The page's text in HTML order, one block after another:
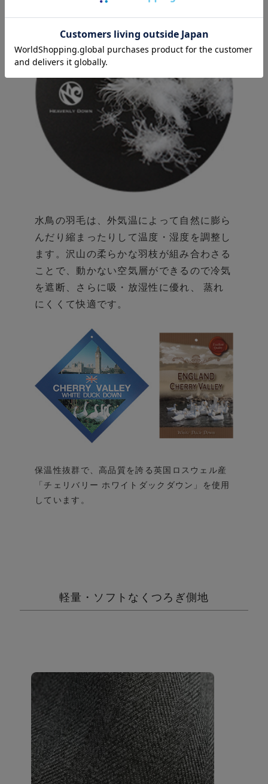
水鳥の羽毛は、外気温によって自然に膨ら
んだり 縮まったりして温度・湿度を調整し
ます。 沢山の柔らかな羽枝が組み合わさる
ことで、動かない空気層ができるので冷気
を遮断、
さらに吸・放湿性に優れ、 蒸れ
にくくて快適です。
保温性抜群で、高品質を誇る英国ロスウェル産
「チェリバリー ホワイトダックダウン」を使用
しています。
軽量・ソフトなくつろぎ側地